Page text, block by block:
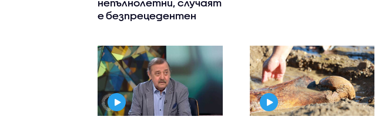
непълнолетни, случаят
е безпрецедентен